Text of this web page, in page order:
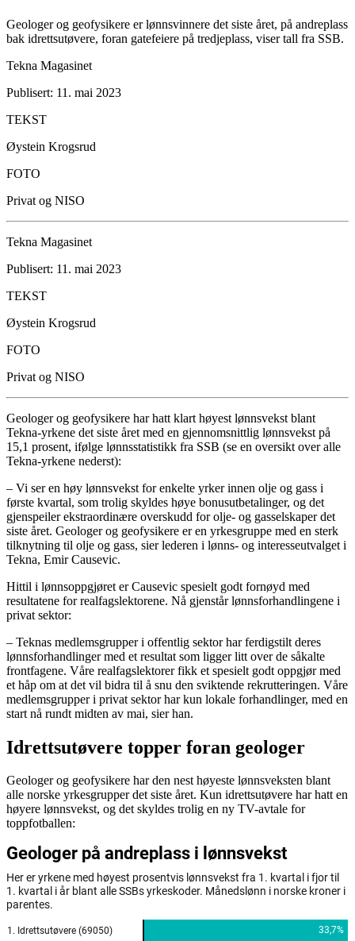
Geologer og geofysikere er lønnsvinnere det siste året, på andreplass
bak idrettsutøvere, foran gatefeiere på tredjeplass, viser tall fra SSB.
Tekna Magasinet
Publisert: 11. mai 2023
TEKST
Øystein Krogsrud
FOTO
Privat og NISO
Tekna Magasinet
Publisert: 11. mai 2023
TEKST
Øystein Krogsrud
FOTO
Privat og NISO
Geologer og geofysikere har hatt klart høyest lønnsvekst blant
Tekna-yrkene det siste året med en gjennomsnittlig lønnsvekst på
15,1 prosent, ifølge lønnsstatistikk fra SSB (se en oversikt over alle
Tekna-yrkene nederst):
– Vi ser en høy lønnsvekst for enkelte yrker innen olje og gass i
første kvartal, som trolig skyldes høye bonusutbetalinger, og det
gjenspeiler ekstraordinære overskudd for olje- og gasselskaper det
siste året. Geologer og geofysikere er en yrkesgruppe med en sterk
tilknytning til olje og gass, sier lederen i lønns- og interesseutvalget i
Tekna, Emir Causevic.
Hittil i lønnsoppgjøret er Causevic spesielt godt fornøyd med
resultatene for realfagslektorene. Nå gjenstår lønnsforhandlingene i
privat sektor:
– Teknas medlemsgrupper i offentlig sektor har ferdigstilt deres
lønnsforhandlinger med et resultat som ligger litt over de såkalte
frontfagene. Våre realfagslektorer fikk et spesielt godt oppgjør med
et håp om at det vil bidra til å snu den sviktende rekrutteringen. Våre
medlemsgrupper i privat sektor har kun lokale forhandlinger, med en
start nå rundt midten av mai, sier han.
Idrettsutøvere topper foran geologer
Geologer og geofysikere har den nest høyeste lønnsveksten blant
alle norske yrkesgrupper det siste året. Kun idrettsutøvere har hatt en
høyere lønnsvekst, og det skyldes trolig en ny TV-avtale for
toppfotballen: